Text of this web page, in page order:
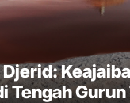
Tengah